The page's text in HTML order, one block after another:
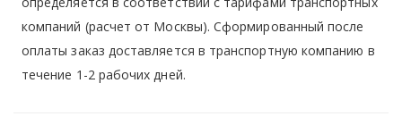
компаний (расчет от Москвы). Сформированный после
оплаты заказ доставляется в транспортную компанию в
течение 1-2 рабочих дней.